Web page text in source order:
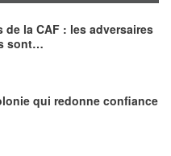
la CAF : les adversaires
sont…
qui redonne confiance